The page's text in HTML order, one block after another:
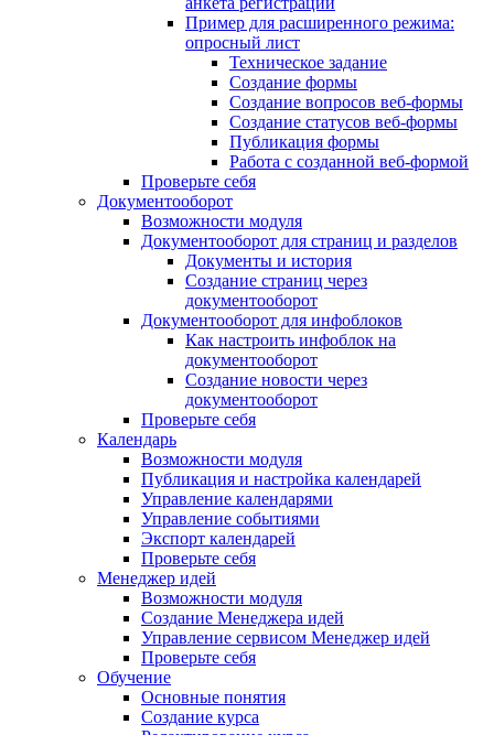
Пример для расширенного режима:
опросный лист
Техническое задание
Создание формы
Создание вопросов веб-формы
Создание статусов веб-формы
Публикация формы
Работа с созданной веб-формой
Проверьте себя
Документооборот
Возможности модуля
Документооборот для страниц и разделов
Документы и история
Создание страниц через
документооборот
Документооборот для инфоблоков
Как настроить инфоблок на
документооборот
Создание новости через
документооборот
Проверьте себя
Календарь
Возможности модуля
Публикация и настройка календарей
Управление календарями
Управление событиями
Экспорт календарей
Проверьте себя
Менеджер идей
Возможности модуля
Создание Менеджера идей
Управление сервисом Менеджер идей
Проверьте себя
Обучение
Основные понятия
Создание курса